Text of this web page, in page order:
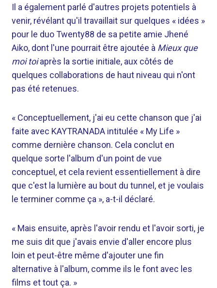
Il a également parlé d'autres projets potentiels à
venir, révélant qu'il travaillait sur quelques « idées »
pour le duo Twenty88 de sa petite amie Jhené
Aiko, dont l'une pourrait être ajoutée à Mieux que
moi toiaprès la sortie initiale, aux côtés de
quelques collaborations de haut niveau qui n'ont
pas été retenues.
« Conceptuellement, j'ai eu cette chanson que j'ai
faite avec KAYTRANADA intitulée « My Life »
comme dernière chanson. Cela conclut en
quelque sorte l'album d'un point de vue
conceptuel, et cela revient essentiellement à dire
que c'est la lumière au bout du tunnel, et je voulais
le terminer comme ça », a-t-il déclaré.
« Mais ensuite, après l'avoir rendu et l'avoir sorti, je
me suis dit que j'avais envie d'aller encore plus
loin et peut-être même d'ajouter une fin
alternative à l'album, comme ils le font avec les
films et tout ça. »